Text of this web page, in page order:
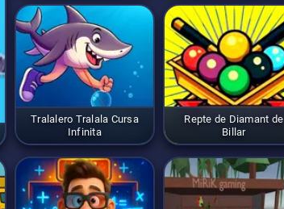
Tralalero Tralala Cursa
Infinita
Repte de Diamant de
Billar